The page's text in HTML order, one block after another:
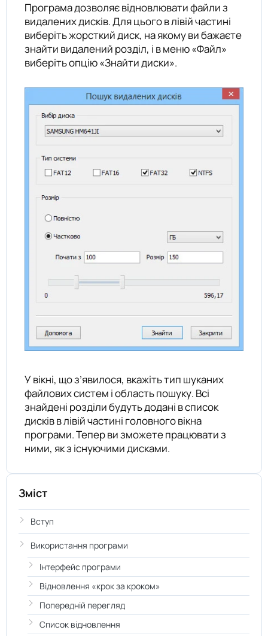
Програма дозволяє відновлювати файли з
видалених дисків. Для цього в лівій частині
виберіть жорсткий диск, на якому ви бажаєте
знайти видалений розділ, і в меню «Файл»
виберіть опцію «Знайти диски».
У вікні, що з’явилося, вкажіть тип шуканих
файлових систем і область пошуку. Всі
знайдені розділи будуть додані в список
дисків в лівій частині головного вікна
програми. Тепер ви зможете працювати з
ними, як з існуючими дисками.
Зміст
Вступ
Використання програми
Інтерфейс програми
Відновлення «крок за кроком»
Попередній перегляд
Список відновлення